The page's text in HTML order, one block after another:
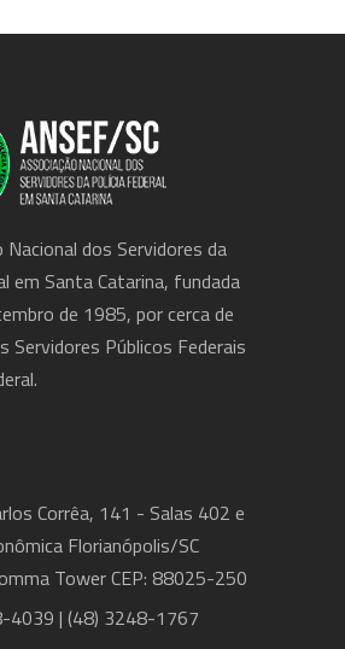
Nacional dos Servidores da
em Santa Catarina, fundada
de 1985, por cerca de
Servidores Públicos Federais
Corrêa, 141 - Salas 402 e
Florianópolis/SC
Tower CEP: 88025-250
4039 | (48) 3248-1767